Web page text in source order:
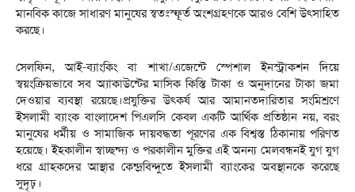
মানবিক কাজে সাধারণ মানুষের স্বতঃস্ফূর্ত অংশগ্রহণকে আরও বেশি উৎসাহিত
করছে।
সেলফিন, আই-ব্যাংকিং বা শাখা/এজেন্টে স্পেশাল ইনস্ট্রাকশন দিয়ে
স্বয়ংক্রিয়ভাবে সব অ্যাকাউন্টের মাসিক কিস্তি টাকা ও অনুদানের টাকা জমা
দেওয়ার ব্যবস্থা রয়েছে।প্রযুক্তির উৎকর্ষ আর আমানতদারিতার সংমিশ্রণে
ইসলামী ব্যাংক বাংলাদেশ পিএলসি কেবল একটি আর্থিক প্রতিষ্ঠান নয়, বরং
মানুষের ধর্মীয় ও সামাজিক দায়বদ্ধতা পূরণের এক বিশ্বস্ত ঠিকানায় পরিণত
হয়েছে। ইহকালীন স্বাচ্ছন্দ্য ও পরকালীন মুক্তির এই অনন্য মেলবন্ধনই যুগ যুগ
ধরে গ্রাহকদের আস্থার কেন্দ্রবিন্দুতে ইসলামী ব্যাংকের অবস্থানকে করেছে
সুদৃঢ়।